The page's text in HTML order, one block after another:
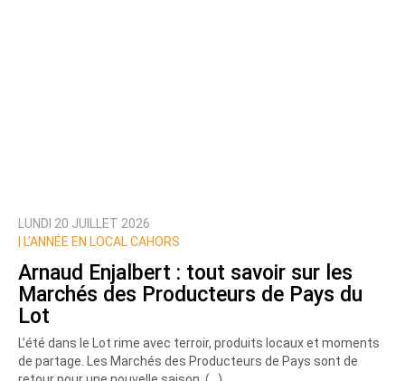
Prévenez-moi de tous les nouveaux commentaires
LUNDI 20 JUILLET 2026
L’ANNÉE EN LOCAL CAHORS
Arnaud Enjalbert : tout savoir sur les
Marchés des Producteurs de Pays du
Lot
L’été dans le Lot rime avec terroir, produits locaux et moments
de partage. Les Marchés des Producteurs de Pays sont de